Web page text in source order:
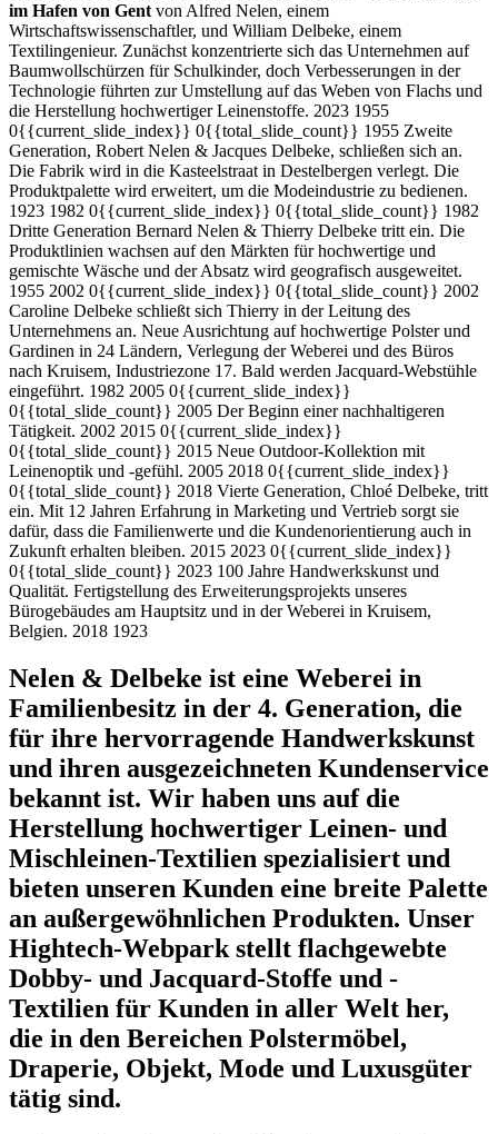
im Hafen von Gent von Alfred Nelen, einem
Wirtschaftswissenschaftler, und William Delbeke, einem
Textilingenieur. Zunächst konzentrierte sich das Unternehmen auf
Baumwollschürzen für Schulkinder, doch Verbesserungen in der
Technologie führten zur Umstellung auf das Weben von Flachs und
die Herstellung hochwertiger Leinenstoffe. 2023 1955
0{{current_slide_index}} 0{{total_slide_count}} 1955 Zweite
Generation, Robert Nelen & Jacques Delbeke, schließen sich an.
Die Fabrik wird in die Kasteelstraat in Destelbergen verlegt. Die
Produktpalette wird erweitert, um die Modeindustrie zu bedienen.
1923 1982 0{{current_slide_index}} 0{{total_slide_count}} 1982
Dritte Generation Bernard Nelen & Thierry Delbeke tritt ein. Die
Produktlinien wachsen auf den Märkten für hochwertige und
gemischte Wäsche und der Absatz wird geografisch ausgeweitet.
1955 2002 0{{current_slide_index}} 0{{total_slide_count}} 2002
Caroline Delbeke schließt sich Thierry in der Leitung des
Unternehmens an. Neue Ausrichtung auf hochwertige Polster und
Gardinen in 24 Ländern, Verlegung der Weberei und des Büros
nach Kruisem, Industriezone 17. Bald werden Jacquard-Webstühle
eingeführt. 1982 2005 0{{current_slide_index}}
0{{total_slide_count}} 2005 Der Beginn einer nachhaltigeren
Tätigkeit. 2002 2015 0{{current_slide_index}}
0{{total_slide_count}} 2015 Neue Outdoor-Kollektion mit
Leinenoptik und -gefühl. 2005 2018 0{{current_slide_index}}
0{{total_slide_count}} 2018 Vierte Generation, Chloé Delbeke, tritt
ein. Mit 12 Jahren Erfahrung in Marketing und Vertrieb sorgt sie
dafür, dass die Familienwerte und die Kundenorientierung auch in
Zukunft erhalten bleiben. 2015 2023 0{{current_slide_index}}
0{{total_slide_count}} 2023 100 Jahre Handwerkskunst und
Qualität. Fertigstellung des Erweiterungsprojekts unseres
Bürogebäudes am Hauptsitz und in der Weberei in Kruisem,
Belgien. 2018 1923
Nelen & Delbeke ist eine Weberei in
Familienbesitz in der 4. Generation, die
für ihre hervorragende Handwerkskunst
und ihren ausgezeichneten Kundenservice
bekannt ist. Wir haben uns auf die
Herstellung hochwertiger Leinen- und
Mischleinen-Textilien spezialisiert und
bieten unseren Kunden eine breite Palette
an außergewöhnlichen Produkten. Unser
Hightech-Webpark stellt flachgewebte
Dobby- und Jacquard-Stoffe und -
Textilien für Kunden in aller Welt her,
die in den Bereichen Polstermöbel,
Draperie, Objekt, Mode und Luxusgüter
tätig sind.